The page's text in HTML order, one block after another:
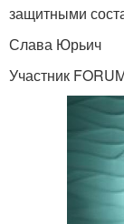
защитными
Слава Юрьич
Участник